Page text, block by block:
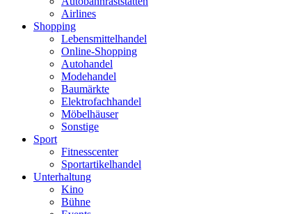
Airlines
Shopping
Lebensmittelhandel
Online-Shopping
Autohandel
Modehandel
Baumärkte
Elektrofachhandel
Möbelhäuser
Sonstige
Sport
Fitnesscenter
Sportartikelhandel
Unterhaltung
Kino
Bühne